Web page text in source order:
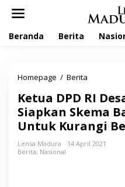
Beranda Berita
Homepage / Berita
t
u
a
D
P
Ketua DPD RI
Siapkan Skema
Untuk Kurangi
Lensa Madura
14 April 2021
Berita, Nasional